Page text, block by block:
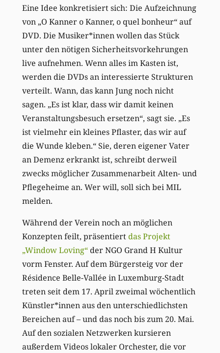
Eine Idee konkretisiert sich: Die Aufzeichnung
von „O Kanner o Kanner, o quel bonheur“ auf
DVD. Die Musiker*innen wollen das Stück
unter den nötigen Sicherheitsvorkehrungen
live aufnehmen. Wenn alles im Kasten ist,
werden die DVDs an interessierte Strukturen
verteilt. Wann, das kann Jung noch nicht
sagen. „Es ist klar, dass wir damit keinen
Veranstaltungsbesuch ersetzen“, sagt sie. „Es
ist vielmehr ein kleines Pflaster, das wir auf
die Wunde kleben.“ Sie, deren eigener Vater
an Demenz erkrankt ist, schreibt derweil
zwecks möglicher Zusammenarbeit Alten- und
Pflegeheime an. Wer will, soll sich bei MIL
melden.
Während der Verein noch an möglichen
Konzepten feilt, präsentiertdas Projekt
„Window Loving“der NGO Grand H Kultur
vorm Fenster. Auf dem Bürgersteig vor der
Résidence Belle-Vallée in Luxemburg-Stadt
treten seit dem 17. April zweimal wöchentlich
Künstler*innen aus den unterschiedlichsten
Bereichen auf – und das noch bis zum 20. Mai.
Auf den sozialen Netzwerken kursieren
außerdem Videos lokaler Orchester, die vor